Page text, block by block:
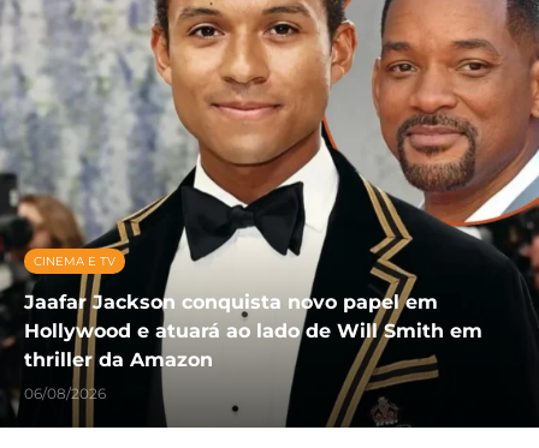
CINEMA E TV
Jaafar Jackson conquista novo papel em
Hollywood e atuará ao lado de Will Smith em
thriller da Amazon
06/08/2026